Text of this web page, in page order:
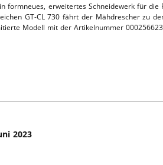
formneues, erweitertes Schneidewerk für
GT-CL 730 fährt der Mähdrescher zu
Modell mit der Artikelnummer
2023